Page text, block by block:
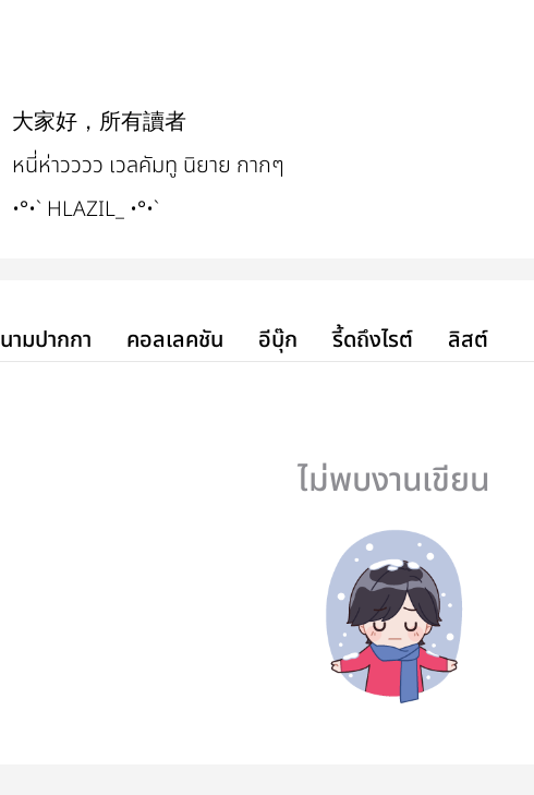
大家好，所有讀者
หนี่ห่าวววว เวลคัมทู นิยาย กากๆ
•°•` HLAZIL_ •°•`
นามปากกา คอลเลคชัน อีบุ๊ก รี้ดถึงไรต์ ลิสต์
ไม่พบงานเขียน